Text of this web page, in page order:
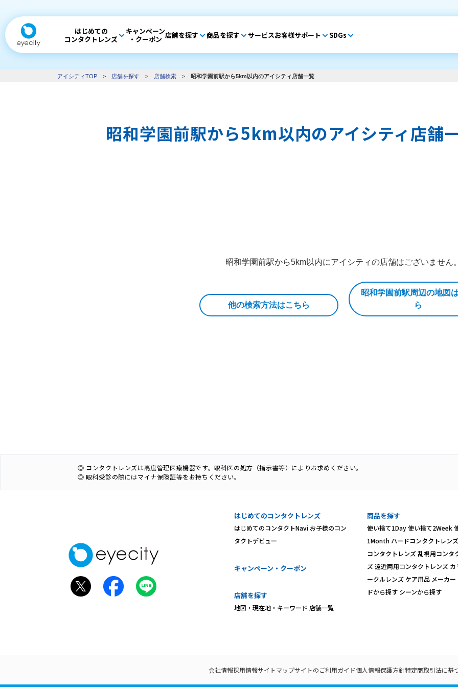
はじめての
コンタクトレンズ
キャンペーン
・クーポン 店舗を探す 商品を探す サービスお客様サポート SDGs
アイシティTOP > 店舗を探す > 店舗検索 > 昭和学園前駅から5km以内のアイシティ店舗一覧
昭和学園前駅から5km以内のアイシティ店舗
昭和学園前駅から5km以内にアイシティの店舗はございません。
他の検索方法はこちら
昭和学園前駅周辺の地図
ら
◎ コンタクトレンズは高度管理医療機器です。眼科医の処方（指示書等）によりお求めください。
◎ 眼科受診の際にはマイナ保険証等をお持ちください。
はじめてのコンタクトレンズ
はじめてのコンタクトNavi お子様のコン
タクトデビュー
キャンペーン・クーポン
店舗を探す
地図・現在地・キーワード 店舗一覧
商品を探す
使い捨て1Day 使い捨て2Week
1Month ハードコンタクトレンズ
コンタクトレンズ 乱視用コンタ
ズ 遠近両用コンタクトレンズ カ
ークルレンズ ケア用品 メーカ
ドから探す シーンから探す
会社情報採用情報サイトマップサイトのご利用ガイド個人情報保護方針特定商取引法に基